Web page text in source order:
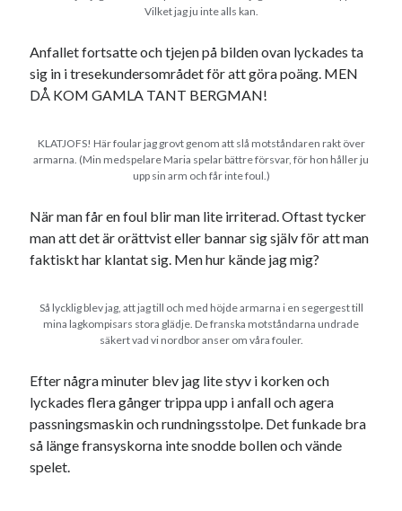
Vilket jag ju inte alls kan.
Anfallet fortsatte och tjejen på bilden ovan lyckades ta
sig in i tresekundersområdet för att göra poäng. MEN
DÅ KOM GAMLA TANT BERGMAN!
KLATJOFS! Här foular jag grovt genom att slå motståndaren rakt över
armarna. (Min medspelare Maria spelar bättre försvar, för hon håller ju
upp sin arm och får inte foul.)
När man får en foul blir man lite irriterad. Oftast tycker
man att det är orättvist eller bannar sig själv för att man
faktiskt har klantat sig. Men hur kände jag mig?
Så lycklig blev jag, att jag till och med höjde armarna i en segergest till
mina lagkompisars stora glädje. De franska motståndarna undrade
säkert vad vi nordbor anser om våra fouler.
Efter några minuter blev jag lite styv i korken och
lyckades flera gånger trippa upp i anfall och agera
passningsmaskin och rundningsstolpe. Det funkade bra
så länge fransyskorna inte snodde bollen och vände
spelet.